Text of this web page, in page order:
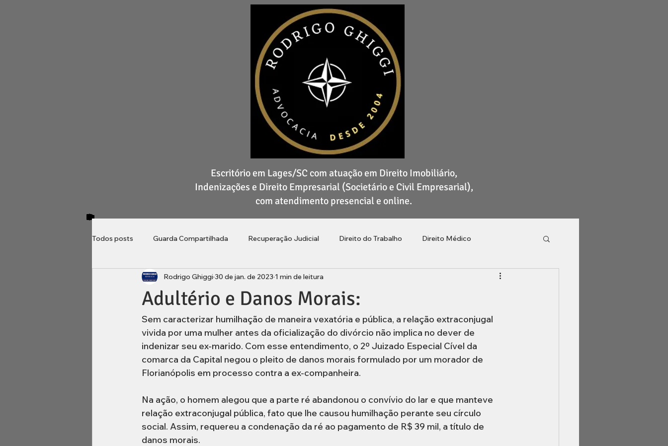
Escritório em Lages/SC com atuação em Direito Imobiliário,
Indenizações e Direito Empresarial (Societário e Civil Empresarial),
com atendimento presencial e online.
Todos posts Guarda Compartilhada Recuperação Judicial Direito do Trabalho Direito Médico
Direito do Consumidor Locações Bolha Imobiliária Inventário
Imobiliário inventário Brasileiros Residentes no Exterior
Adultério e Danos Morais:
Rodrigo Ghiggi 30 de jan. de 2023 1 min de leitura
Sem caracterizar humilhação de maneira vexatória e pública, a relação extraconjugal
vivida por uma mulher antes da oficialização do divórcio não implica no dever de
indenizar seu ex-marido. Com esse entendimento, o 2º Juizado Especial Cível da
comarca da Capital negou o pleito de danos morais formulado por um morador de
Florianópolis em processo contra a ex-companheira.
Na ação, o homem alegou que a parte ré abandonou o convívio do lar e que manteve
relação extraconjugal pública, fato que lhe causou humilhação perante seu círculo
social. Assim, requereu a condenação da ré ao pagamento de R$ 39 mil, a título de
danos morais.